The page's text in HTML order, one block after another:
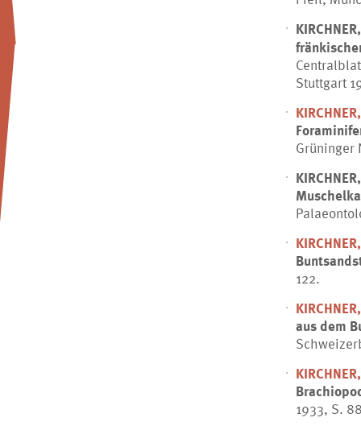
Stuttgart
Grüninger
122.
aus dem
1933, S.